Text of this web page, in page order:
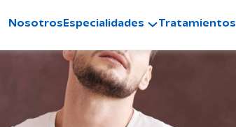
NosotrosEspecialidades Tratamientos